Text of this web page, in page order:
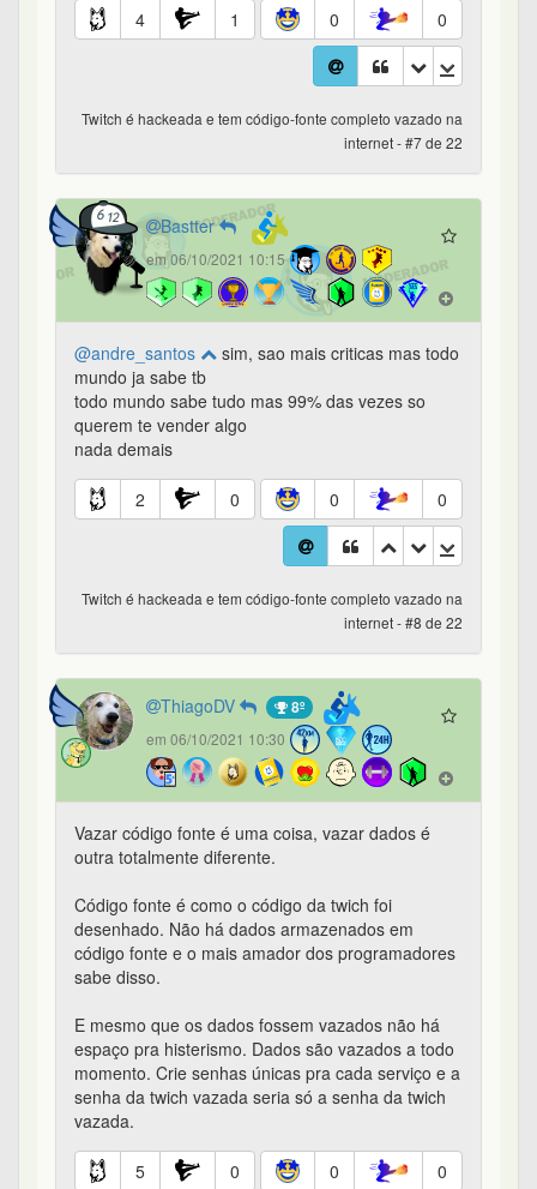
4 1 0 0
Twitch é hackeada e tem código-fonte completo vazado na
internet - #7 de 22
Bastter
em 06/10/2021 10:15
@andre_santos
sim, sao mais criticas mas todo
mundo ja sabe tb
todo mundo sabe tudo mas 99% das vezes so
querem te vender algo
nada demais
2 0 0 0
Twitch é hackeada e tem código-fonte completo vazado na
internet - #8 de 22
ThiagoDV 8º
em 06/10/2021 10:30
Vazar código fonte é uma coisa, vazar dados é
outra totalmente diferente.
Código fonte é como o código da twich foi
desenhado. Não há dados armazenados em
código fonte e o mais amador dos programadores
sabe disso.
E mesmo que os dados fossem vazados não há
espaço pra histerismo. Dados são vazados a todo
momento. Crie senhas únicas pra cada serviço e a
senha da twich vazada seria só a senha da twich
vazada.
5 0 0 0